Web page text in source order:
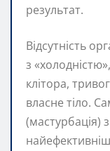
результат.
Відсутність
з
клітора,
власне тіло.
(мастурбація)